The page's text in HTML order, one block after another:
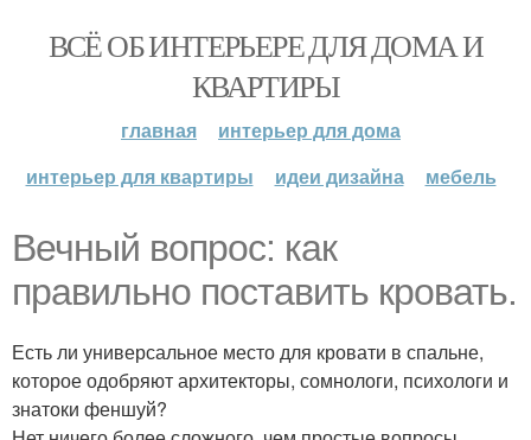
ВСЁ ОБ ИНТЕРЬЕРЕ ДЛЯ ДОМА И
КВАРТИРЫ
главная
интерьер для дома
интерьер для квартиры
идеи дизайна мебель
Вечный вопрос: как
правильно поставить кровать.
Есть ли универсальное место для кровати в спальне,
которое одобряют архитекторы, сомнологи, психологи и
знатоки феншуй?